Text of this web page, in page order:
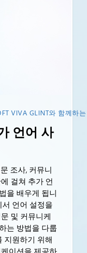
VIVA GLINT와 함께하
언어 사
조사, 커뮤니
걸쳐 추가 언
을 배우게 됩니
언어 설정을
및 커뮤니케
는 방법을 다룹
지원하기 위해
이션을 제공하